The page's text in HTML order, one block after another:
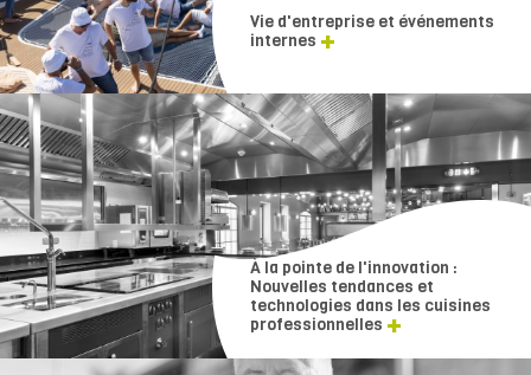
Vie d'entreprise et événements
internes
À la pointe de l'innovation :
Nouvelles tendances et
technologies dans les cuisines
professionnelles